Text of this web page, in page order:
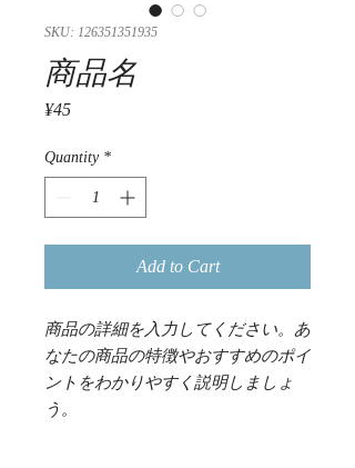
SKU: 126351351935
商品名
¥45Price
Quantity *
Add to Cart
商品の詳細を入力してください。あ
なたの商品の特徴やおすすめのポイ
ントをわかりやすく説明しましょ
う。